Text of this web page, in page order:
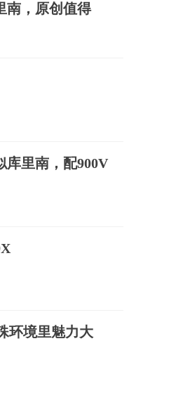
南，原创值得
库里南，配900V
环境里魅力大